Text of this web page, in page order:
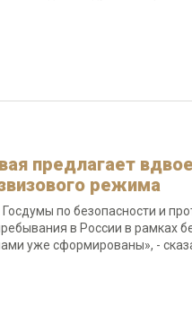
предлагает
режима
Госдумы по безопасности и
в России в рамках
уже сформированы», -